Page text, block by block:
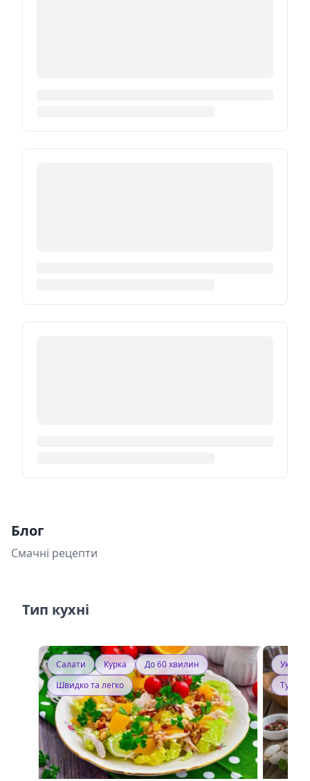
Блог
Смачні рецепти
Тип кухні
Салати Курка
До 60 хвилин
Швидко та легко